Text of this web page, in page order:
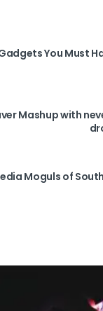
You Must
Mashup with
Moguls of